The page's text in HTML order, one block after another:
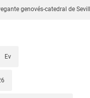
genovés-catedral de
Ev